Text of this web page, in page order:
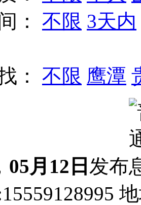
：
不限 3天内
：
不限 鹰潭
05月12日 发布